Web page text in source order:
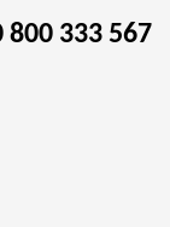
800 333 567